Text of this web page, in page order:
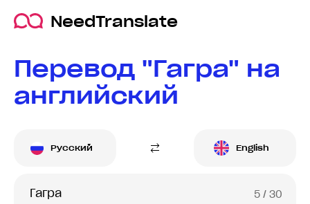
NeedTranslate
Перевод "Гагра" на
английский
Русский English
5 / 30